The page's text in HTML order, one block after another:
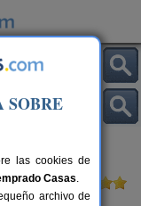
SOBRE
las cookies de
Casas.
archivo de